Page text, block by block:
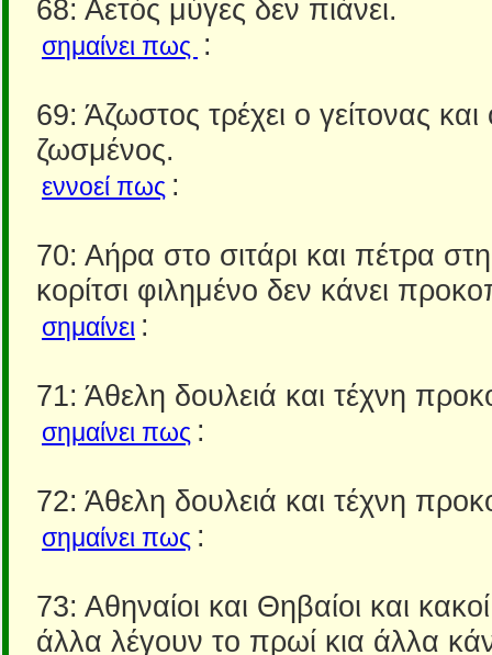
68: Αετός μύγες δεν πιάνει.
σημαίνει πως :
69: Άζωστος τρέχει ο γείτονας
ζωσμένος.
εννοεί πως :
70: Αήρα στο σιτάρι και πέτρα
κορίτσι φιλημένο δεν κάνει
σημαίνει :
71: Άθελη δουλειά και τέχνη
σημαίνει πως :
72: Άθελη δουλειά και τέχνη
σημαίνει πως :
73: Αθηναίοι και Θηβαίοι και
άλλα λέγουν το πρωί κια άλλα